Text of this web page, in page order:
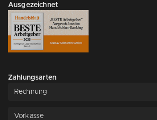
Ausgezeichnet
Zahlungsarten
Rechnung
Vorkasse